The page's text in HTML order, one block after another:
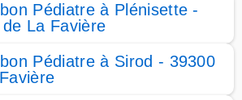
Pédiatre à Plénisette -
La Favière
Pédiatre à Sirod - 39300